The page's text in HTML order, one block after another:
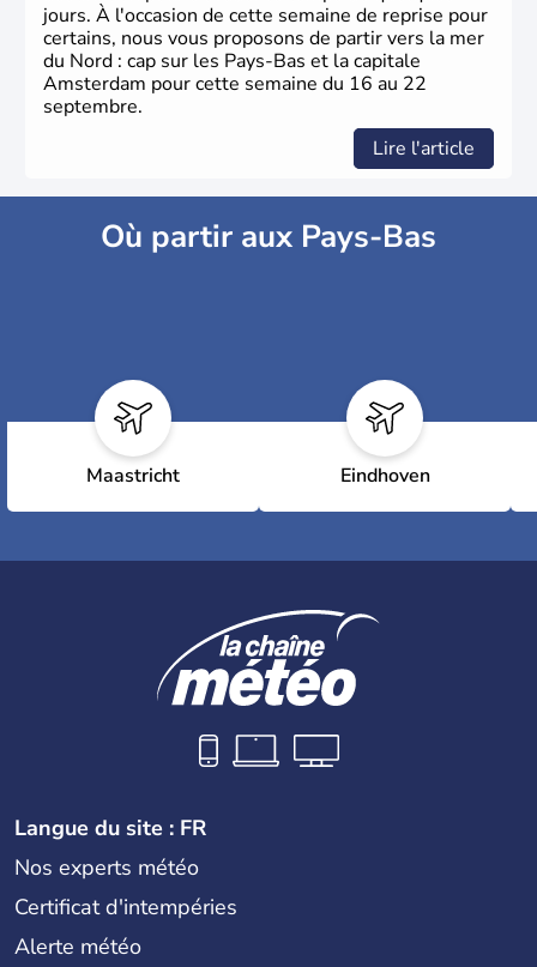
jours. À l'occasion de cette semaine de reprise pour
certains, nous vous proposons de partir vers la mer
du Nord : cap sur les Pays-Bas et la capitale
Amsterdam pour cette semaine du 16 au 22
septembre.
Lire l'article
Où partir aux Pays-Bas
Maastricht Eindhoven
Langue du site : FR
Nos experts météo
Certificat d'intempéries
Alerte météo